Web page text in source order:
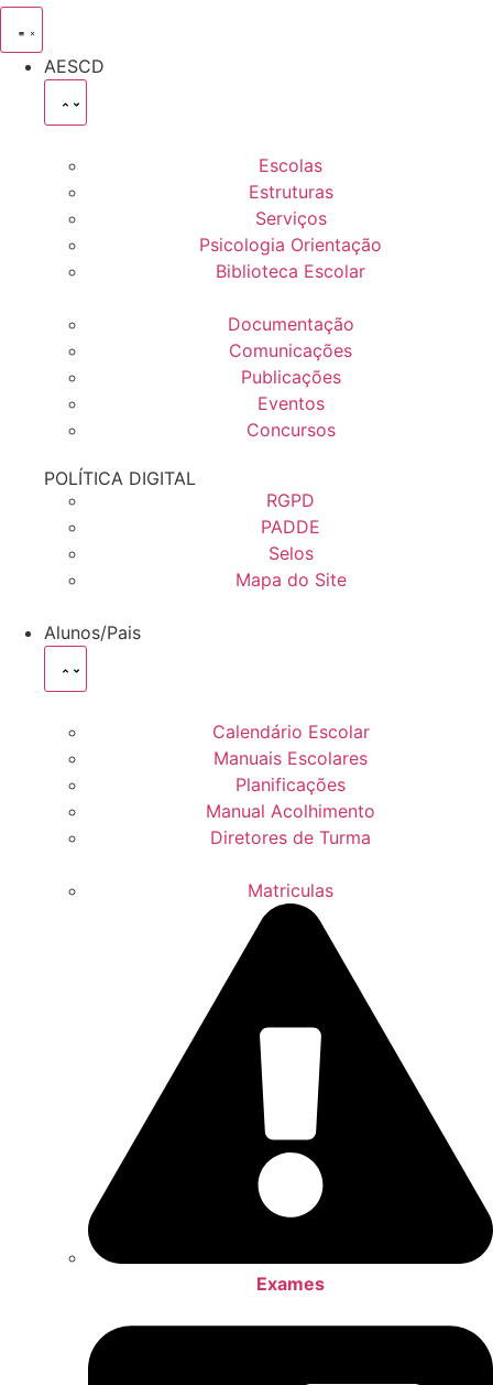
AESCD
Escolas
Estruturas
Serviços
Psicologia Orientação
Biblioteca Escolar
Documentação
Comunicações
Publicações
Eventos
Concursos
POLÍTICA DIGITAL
RGPD
PADDE
Selos
Mapa do Site
Alunos/Pais
Calendário Escolar
Manuais Escolares
Planificações
Manual Acolhimento
Diretores de Turma
Matriculas
Exames